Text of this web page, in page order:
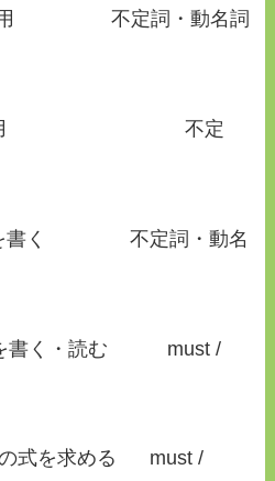
応用 不定詞・動名詞
の応用 不定
書く 不定詞・動名
書く・読む must /
式を求める must /